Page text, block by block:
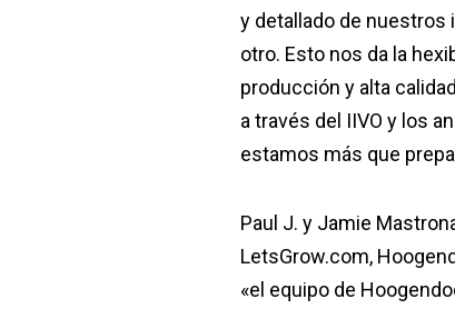
y detallado de nuestros
otro. Esto nos da la
producción y alta
a través del IIVO y los
estamos más que
Paul J. y Jamie
LetsGrow.com,
«el equipo de